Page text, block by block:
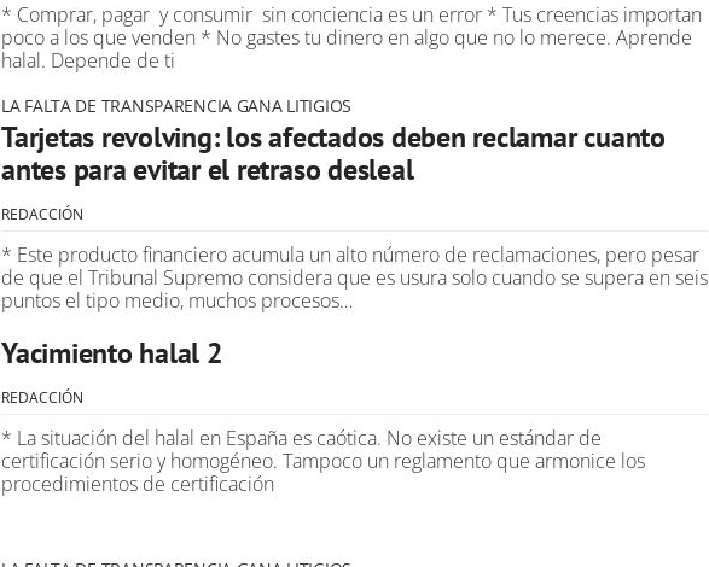
* Comprar, pagar y consumir sin conciencia es un error * Tus creencias importan
poco a los que venden * No gastes tu dinero en algo que no lo merece. Aprende
halal. Depende de ti
LA FALTA DE TRANSPARENCIA GANA LITIGIOS
Tarjetas revolving: los afectados deben reclamar cuanto
antes para evitar el retraso desleal
REDACCIÓN
* Este producto financiero acumula un alto número de reclamaciones, pero pesar
de que el Tribunal Supremo considera que es usura solo cuando se supera en seis
puntos el tipo medio, muchos procesos…
Yacimiento halal 2
REDACCIÓN
* La situación del halal en España es caótica. No existe un estándar de
certificación serio y homogéneo. Tampoco un reglamento que armonice los
procedimientos de certificación